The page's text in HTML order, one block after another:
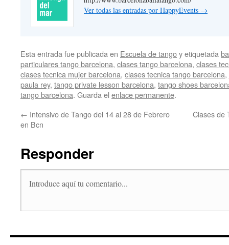
Ver todas las entradas por HappyEvents →
Esta entrada fue publicada en Escuela de tangoy etiquetada
particulares tango barcelona, clases tango barcelona, clases
clases tecnica mujer barcelona, clases tecnica tango barcelona,
paula rey, tango private lesson barcelona, tango shoes
tango barcelona. Guarda el enlace permanente.
← Intensivo de Tango del 14 al 28 de Febrero
en Bcn
Clases de
Responder